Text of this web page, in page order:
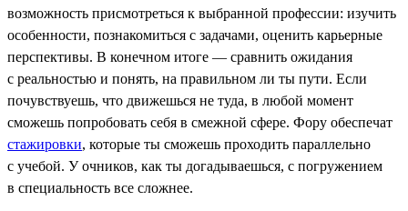
возможность присмотреться к выбранной профессии: изучить
особенности, познакомиться с задачами, оценить карьерные
перспективы. В конечном итоге — сравнить ожидания
с реальностью и понять, на правильном ли ты пути. Если
почувствуешь, что движешься не туда, в любой момент
сможешь попробовать себя в смежной сфере. Фору обеспечат
стажировки, которые ты сможешь проходить параллельно
с учебой. У очников, как ты догадываешься, с погружением
в специальность все сложнее.